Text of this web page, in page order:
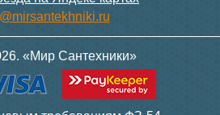
«Мир Сантехники»